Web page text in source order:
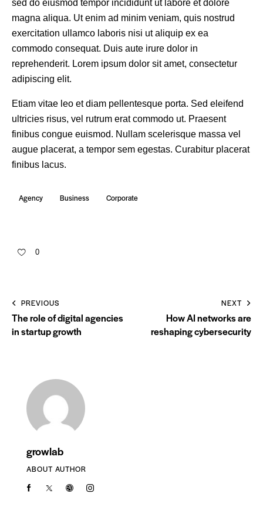
sed do eiusmod tempor incididunt ut labore et dolore
magna aliqua. Ut enim ad minim veniam, quis nostrud
exercitation ullamco laboris nisi ut aliquip ex ea
commodo consequat. Duis aute irure dolor in
reprehenderit. Lorem ipsum dolor sit amet, consectetur
adipiscing elit.
Etiam vitae leo et diam pellentesque porta. Sed eleifend
ultricies risus, vel rutrum erat commodo ut. Praesent
finibus congue euismod. Nullam scelerisque massa vel
augue placerat, a tempor sem egestas. Curabitur placerat
finibus lacus.
Agency Business Corporate
0
PREVIOUS
The role of digital agencies
in startup growth
NEXT
How AI networks are
reshaping cybersecurity
growlab
ABOUT AUTHOR